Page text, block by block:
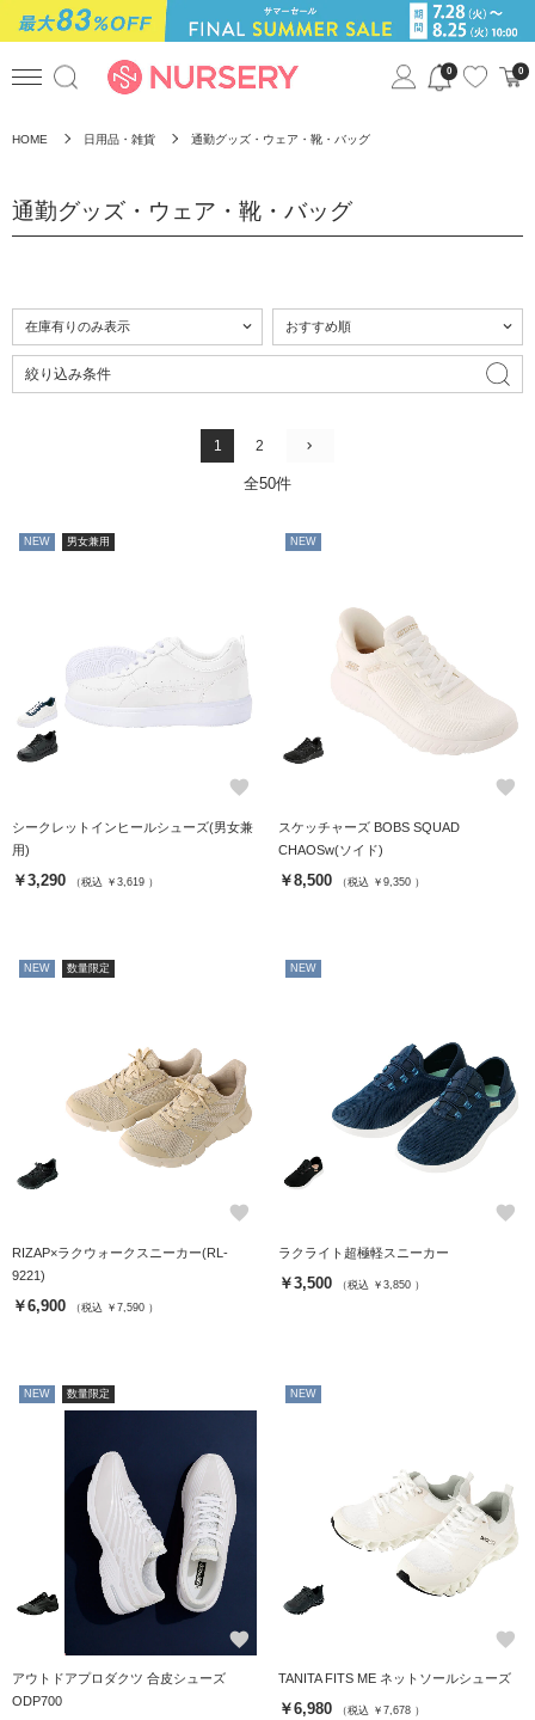
0 0
HOME 日用品・雑貨 通勤グッズ・ウェア・靴・バッグ
通勤グッズ・ウェア・靴・バッグ
絞り込み条件
1 2
全50件
NEW 男女兼用
favorite
シークレットインヒールシューズ(男女兼
用)
￥3,290 （税込 ￥3,619 ）
NEW
favorite
スケッチャーズ BOBS SQUAD
CHAOSw(ソイド)
￥8,500 （税込 ￥9,350 ）
NEW 数量限定
favorite
RIZAP×ラクウォークスニーカー(RL-
9221)
￥6,900 （税込 ￥7,590 ）
NEW
favorite
ラクライト超極軽スニーカー
￥3,500 （税込 ￥3,850 ）
NEW 数量限定
favorite
アウトドアプロダクツ 合皮シューズ
ODP700
NEW
favorite
TANITA FITS ME ネットソールシューズ
￥6,980 （税込 ￥7,678 ）